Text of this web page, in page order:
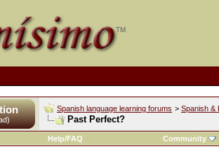
Spanish language learning forums > Spanish &
Past Perfect?
Help/FAQ Community